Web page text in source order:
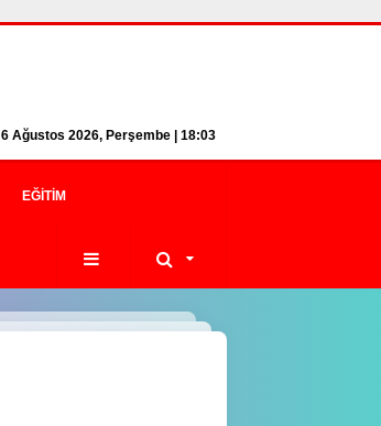
6 Ağustos 2026, Perşembe | 18:03
EĞITIM